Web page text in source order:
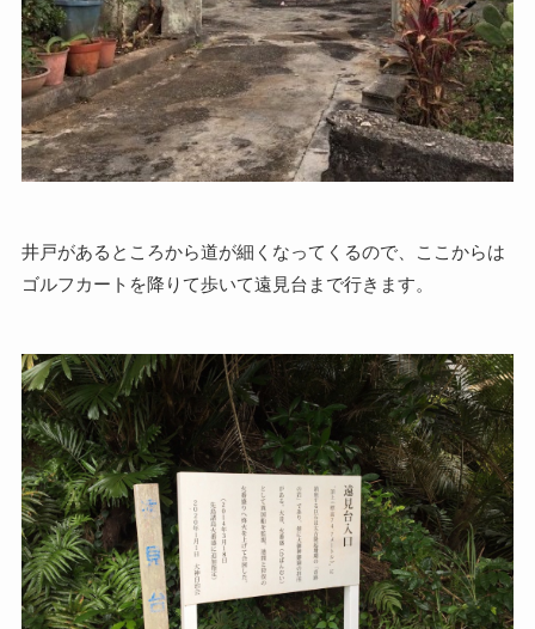
井戸があるところから道が細くなってくるので、ここからは
ゴルフカートを降りて歩いて遠見台まで行きます。